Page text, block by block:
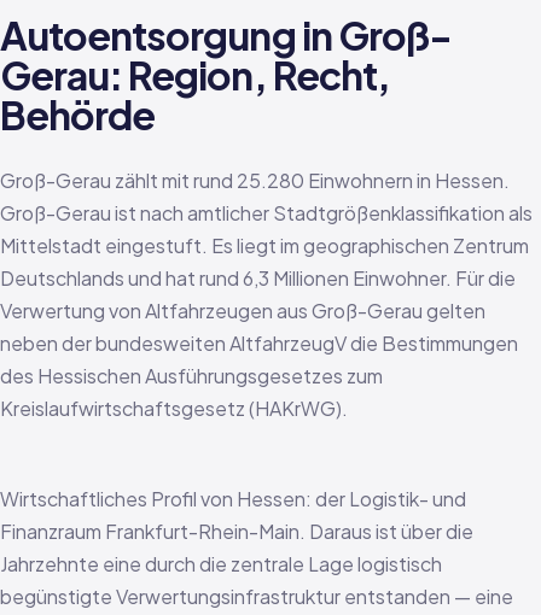
Autoentsorgung in Groß-
Gerau: Region, Recht,
Behörde
Groß-Gerau zählt mit rund 25.280 Einwohnern in Hessen.
Groß-Gerau ist nach amtlicher Stadtgrößenklassifikation als
Mittelstadt eingestuft. Es liegt im geographischen Zentrum
Deutschlands und hat rund 6,3 Millionen Einwohner. Für die
Verwertung von Altfahrzeugen aus Groß-Gerau gelten
neben der bundesweiten AltfahrzeugV die Bestimmungen
des Hessischen Ausführungsgesetzes zum
Kreislaufwirtschaftsgesetz (HAKrWG).
Wirtschaftliches Profil von Hessen: der Logistik- und
Finanzraum Frankfurt-Rhein-Main. Daraus ist über die
Jahrzehnte eine durch die zentrale Lage logistisch
begünstigte Verwertungsinfrastruktur entstanden — eine